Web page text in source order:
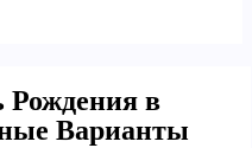
Рождения в
Варианты